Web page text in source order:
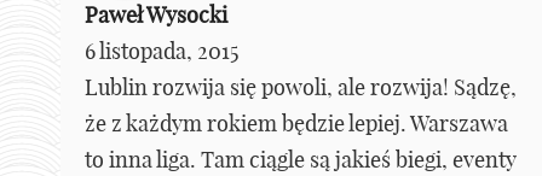
Paweł Wysocki
6 listopada, 2015
Lublin rozwija się powoli, ale rozwija! Sądzę,
że z każdym rokiem będzie lepiej. Warszawa
to inna liga. Tam ciągle są jakieś biegi, eventy